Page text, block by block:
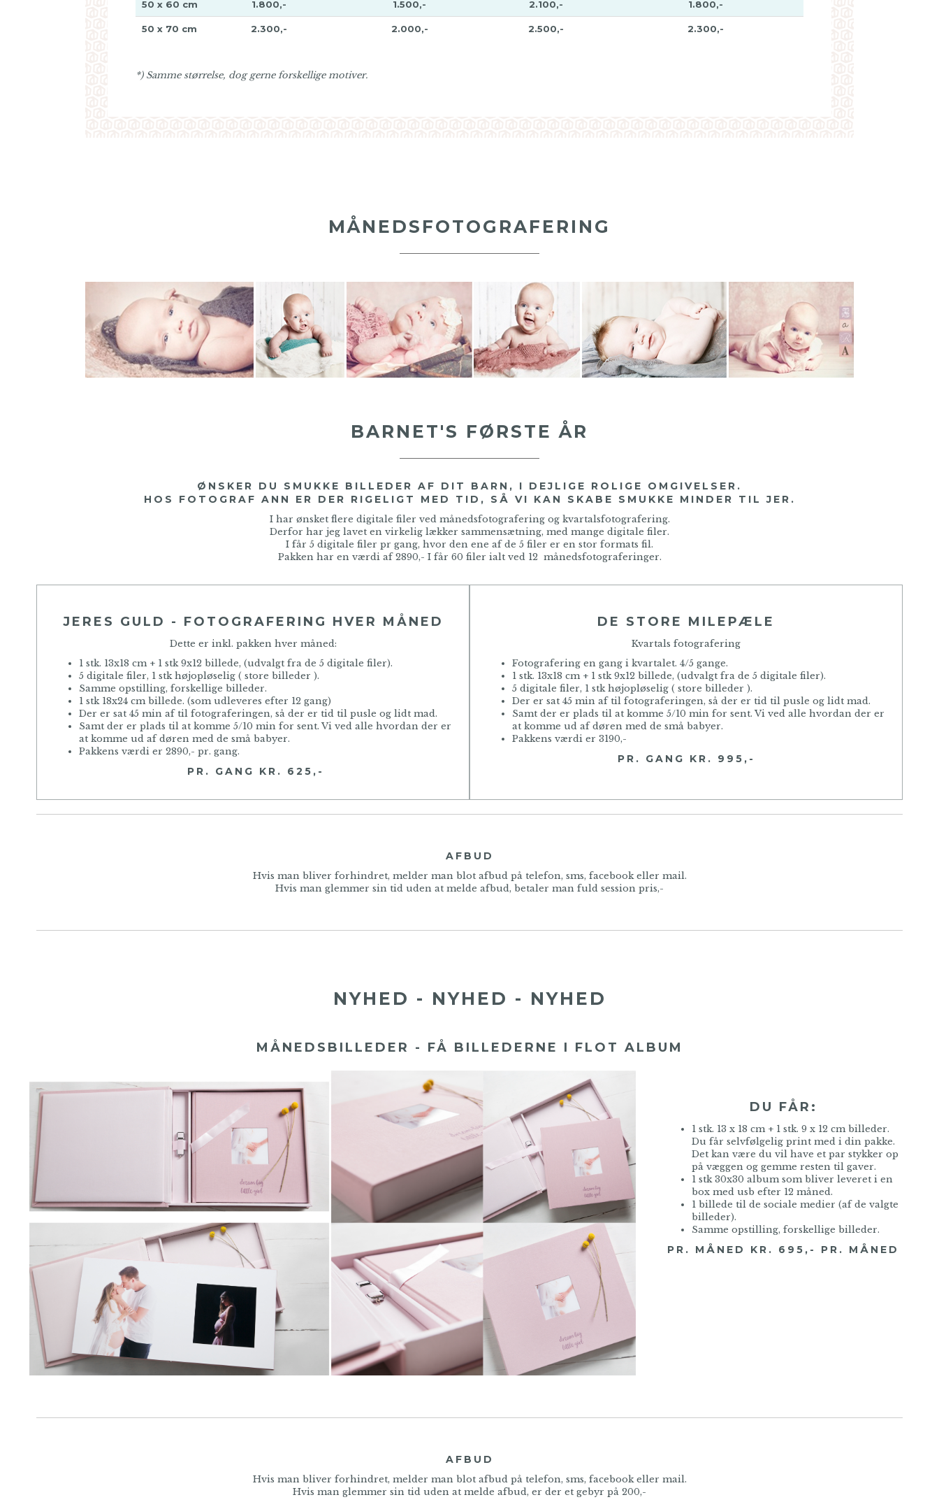
50 x 60 cm 1.800,- 1.500,- 2.100,- 1.800,-
50 x 70 cm 2.300,- 2.000,- 2.500,- 2.300,-
*) Samme størrelse, dog gerne forskellige motiver.
MÅNEDSFOTOGRAFERING
BARNET'S FØRSTE ÅR
ØNSKER DU SMUKKE BILLEDER AF DIT BARN, I DEJLIGE ROLIGE OMGIVELSER.
HOS FOTOGRAF ANN ER DER RIGELIGT MED TID, SÅ VI KAN SKABE SMUKKE MINDER TIL JER.
I har ønsket flere digitale filer ved månedsfotografering og kvartalsfotografering.
Derfor har jeg lavet en virkelig lækker sammensætning, med mange digitale filer.
I får 5 digitale filer pr gang, hvor den ene af de 5 filer er en stor formats fil.
Pakken har en værdi af 2890,- I får 60 filer ialt ved 12 månedsfotograferinger.
JERES GULD - FOTOGRAFERING HVER MÅNED
Dette er inkl. pakken hver måned:
1 stk. 13x18 cm + 1 stk 9x12 billede, (udvalgt fra de 5 digitale filer).
5 digitale filer, 1 stk højopløselig ( store billeder ).
Samme opstilling, forskellige billeder.
1 stk 18x24 cm billede. (som udleveres efter 12 gang)
Der er sat 45 min af til fotograferingen, så der er tid til pusle og lidt mad.
Samt der er plads til at komme 5/10 min for sent. Vi ved alle hvordan der er
at komme ud af døren med de små babyer.
Pakkens værdi er 2890,- pr. gang.
PR. GANG KR. 625,-
DE STORE MILEPÆLE
Kvartals fotografering
Fotografering en gang i kvartalet. 4/5 gange.
1 stk. 13x18 cm + 1 stk 9x12 billede, (udvalgt fra de 5 digitale filer).
5 digitale filer, 1 stk højopløselig ( store billeder ).
Der er sat 45 min af til fotograferingen, så der er tid til pusle og lidt mad.
Samt der er plads til at komme 5/10 min for sent. Vi ved alle hvordan der er
at komme ud af døren med de små babyer.
Pakkens værdi er 3190,-
PR. GANG KR. 995,-
AFBUD
Hvis man bliver forhindret, melder man blot afbud på telefon, sms, facebook eller mail.
Hvis man glemmer sin tid uden at melde afbud, betaler man fuld session pris,-
NYHED - NYHED - NYHED
MÅNEDSBILLEDER - FÅ BILLEDERNE I FLOT ALBUM
DU FÅR:
1 stk. 13 x 18 cm + 1 stk. 9 x 12 cm billeder.
Du får selvfølgelig print med i din pakke.
Det kan være du vil have et par stykker op
på væggen og gemme resten til gaver.
1 stk 30x30 album som bliver leveret i en
box med usb efter 12 måned.
1 billede til de sociale medier (af de valgte
billeder).
Samme opstilling, forskellige billeder.
PR. MÅNED KR. 695,- PR. MÅNED
AFBUD
Hvis man bliver forhindret, melder man blot afbud på telefon, sms, facebook eller mail.
Hvis man glemmer sin tid uden at melde afbud, er der et gebyr på 200,-